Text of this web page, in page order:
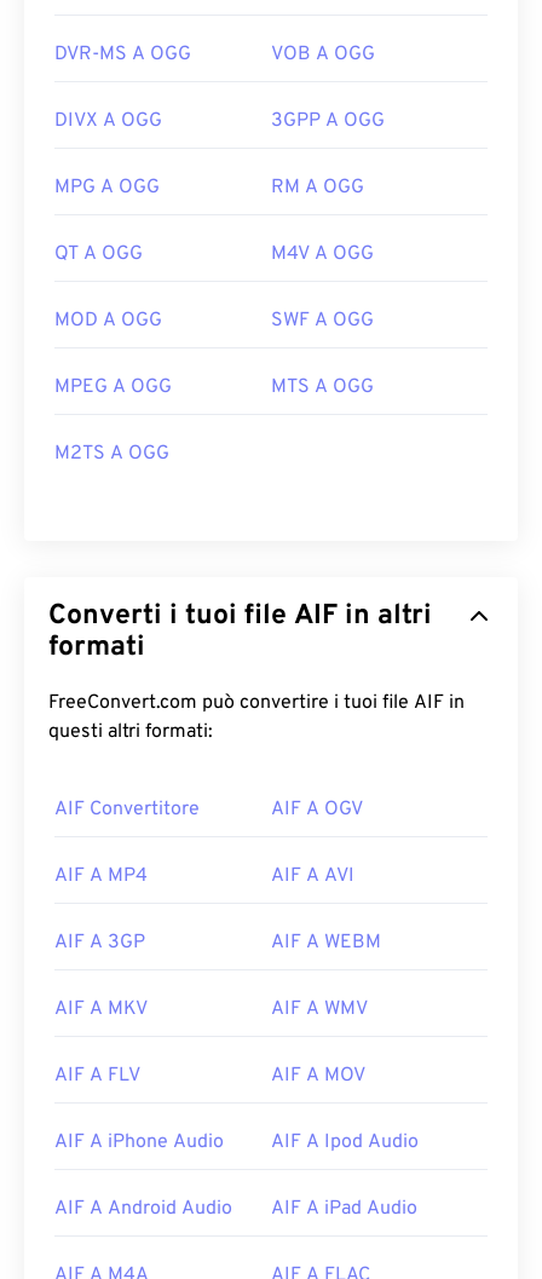
00 00 00 00
00 00 00 00
DVR-MS A OGG VOB A OGG
DIVX A OGG 3GPP A OGG
MPG A OGG RM A OGG
QT A OGG M4V A OGG
MOD A OGG SWF A OGG
MPEG A OGG MTS A OGG
M2TS A OGG
Converti i tuoi file AIF in altri
formati
FreeConvert.com può convertire i tuoi file AIF in
questi altri formati:
AIF Convertitore AIF A OGV
AIF A MP4 AIF A AVI
AIF A 3GP AIF A WEBM
AIF A MKV AIF A WMV
AIF A FLV AIF A MOV
AIF A iPhone Audio AIF A Ipod Audio
AIF A Android Audio AIF A iPad Audio